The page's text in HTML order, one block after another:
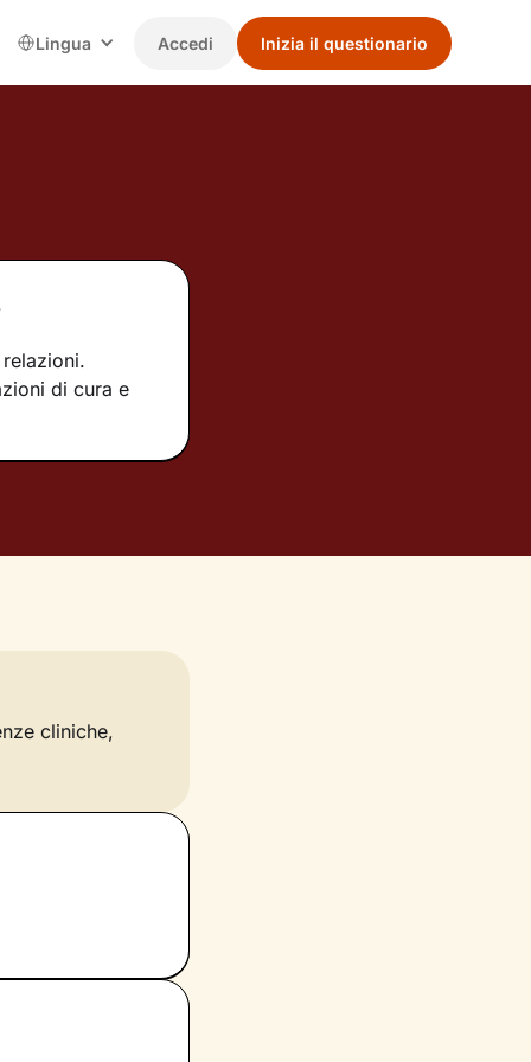
Lingua Accedi Inizia il questionario
di cura e
cliniche,